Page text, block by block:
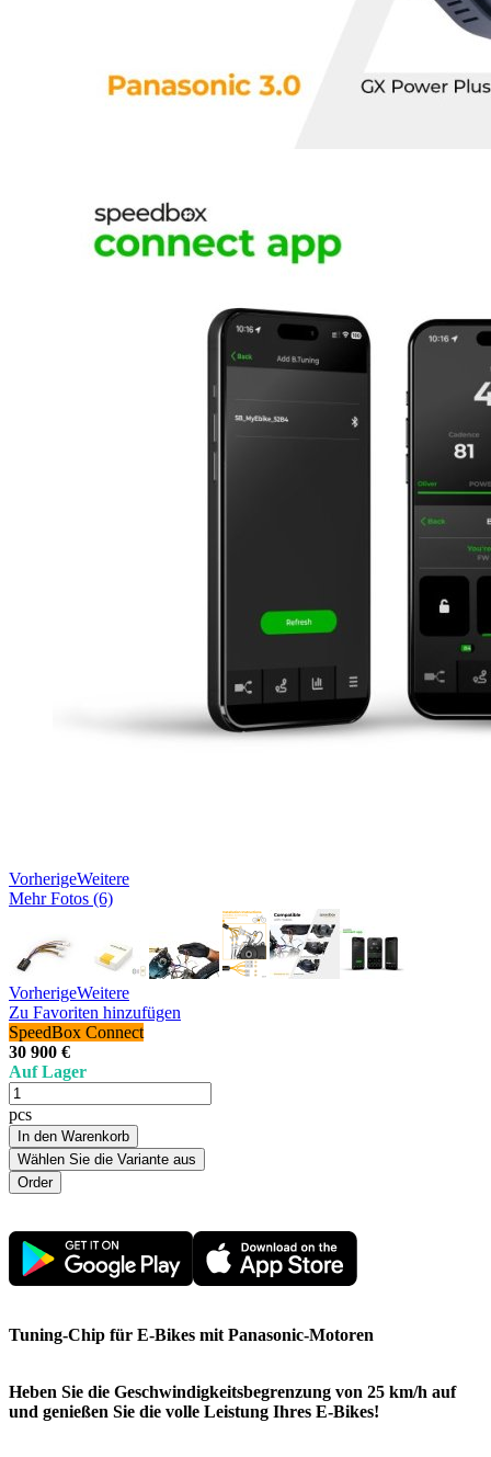
VorherigeWeitere
Mehr Fotos (6)
VorherigeWeitere
Zu Favoriten hinzufügen
SpeedBox Connect
30 900 €
Auf Lager
pcs
In den Warenkorb
Wählen Sie die Variante aus
Tuning-Chip für E-Bikes mit Panasonic-Motoren
Heben Sie die Geschwindigkeitsbegrenzung von 25 km/h auf
und genießen Sie die volle Leistung Ihres E-Bikes!